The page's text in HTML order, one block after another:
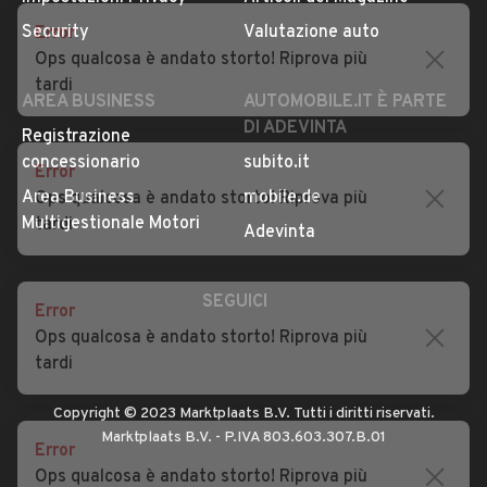
Impostazioni Privacy
Security
Articoli del Magazine
Valutazione auto
AREA BUSINESS
Registrazione
concessionario
Area Business
AUTOMOBILE.IT È PARTE
DI ADEVINTA
subito.it
mobile.de
SEGUICI
Copyright © 2023 Marktplaats B.V. Tutti i diritti riservati.
Marktplaats B.V. - P.IVA 803.603.307.B.01
Error
Ops qualcosa è andato storto! Riprova più
tardi
Error
Ops qualcosa è andato storto! Riprova più
tardi
Error
Ops qualcosa è andato storto! Riprova più
tardi
Error
Ops qualcosa è andato storto! Riprova più